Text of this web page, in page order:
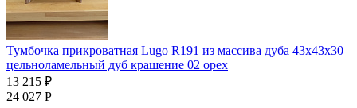
Тумбочка прикроватная Lugo R191 из массива дуба 43х43х30
цельноламельный дуб крашение 02 орех
13 215 ₽
24 027 Р